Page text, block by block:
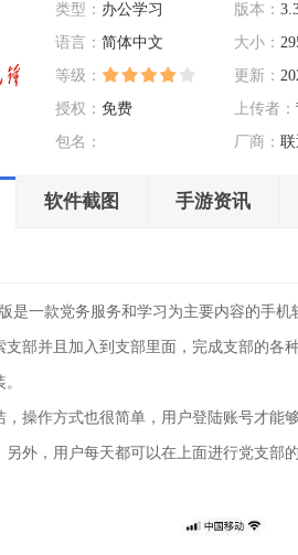
类型： 办公学习 版本：
语言： 简体中文 大小：
等级：
更新：
授权： 免费 上传者：
包名：
厂商： 联通
软件截图 手游资讯
是一款党务服务和学习为主要内容的手
支部并且加入到支部里面，完成支部的各
，操作方式也很简单，用户登陆账号才能
另外，用户每天都可以在上面进行党支部